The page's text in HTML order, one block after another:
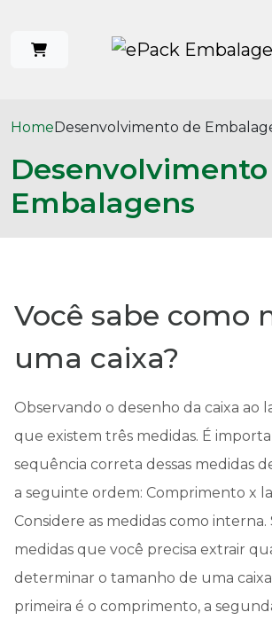
HomeDesenvolvimento de
Embalagens
Você sabe como
uma caixa?
Observando o desenho da caixa ao
que existem três medidas. É
sequência correta dessas medidas
a seguinte ordem: Comprimento x
Considere as medidas como interna.
medidas que você precisa extrair
determinar o tamanho de uma
primeira é o comprimento, a